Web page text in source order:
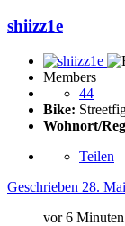
shiizz1e
Members
44
Bike:
Wohnort/
Teilen
Geschrieben 28. Mai
vor 6 Minuten